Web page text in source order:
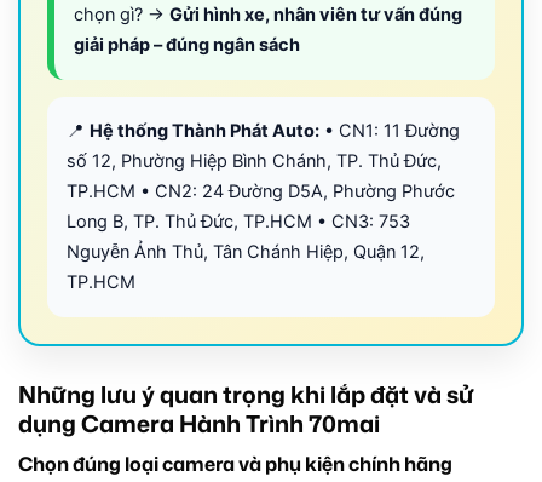
chọn gì? → Gửi hình xe, nhân viên tư vấn đúng
giải pháp – đúng ngân sách
📍 Hệ thống Thành Phát Auto: • CN1: 11 Đường
số 12, Phường Hiệp Bình Chánh, TP. Thủ Đức,
TP.HCM • CN2: 24 Đường D5A, Phường Phước
Long B, TP. Thủ Đức, TP.HCM • CN3: 753
Nguyễn Ảnh Thủ, Tân Chánh Hiệp, Quận 12,
TP.HCM
Những lưu ý quan trọng khi lắp đặt và sử
dụng Camera Hành Trình 70mai
Chọn đúng loại camera và phụ kiện chính hãng